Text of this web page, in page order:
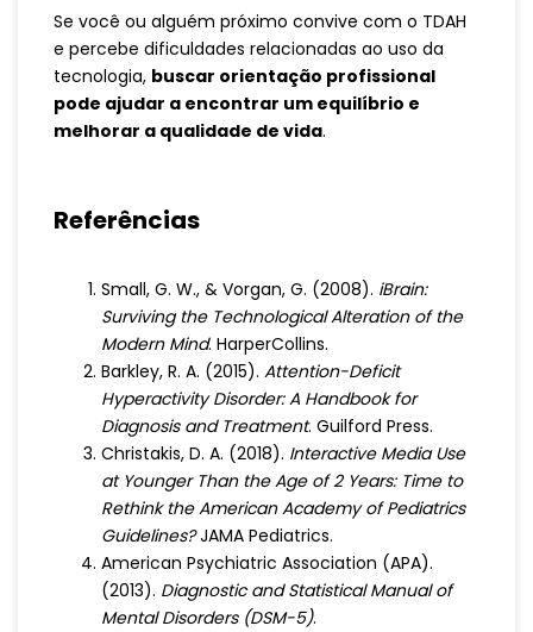
Se você ou alguém próximo convive com o TDAH
e percebe dificuldades relacionadas ao uso da
tecnologia, buscar orientação profissional
pode ajudar a encontrar um equilíbrio e
melhorar a qualidade de vida.
Referências
Small, G. W., & Vorgan, G. (2008). iBrain:
Surviving the Technological Alteration of the
Modern Mind. HarperCollins.
Barkley, R. A. (2015). Attention-Deficit
Hyperactivity Disorder: A Handbook for
Diagnosis and Treatment. Guilford Press.
Christakis, D. A. (2018). Interactive Media Use
at Younger Than the Age of 2 Years: Time to
Rethink the American Academy of Pediatrics
Guidelines?JAMA Pediatrics.
American Psychiatric Association (APA).
(2013). Diagnostic and Statistical Manual of
Mental Disorders (DSM-5).